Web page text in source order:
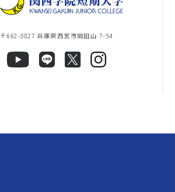
〒662-0827 兵庫県西宮市岡田山 7-54